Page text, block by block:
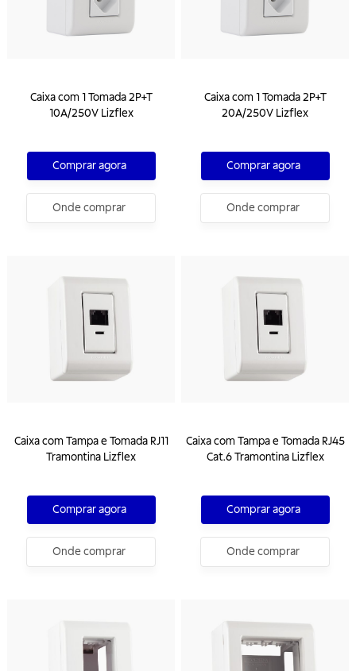
Caixa com 1 Tomada 2P+T
10A/250V Lizflex
Comprar agora
Onde comprar
Caixa com 1 Tomada 2P+T
20A/250V Lizflex
Comprar agora
Onde comprar
Caixa com Tampa e Tomada RJ11
Tramontina Lizflex
Comprar agora
Onde comprar
Caixa com Tampa e Tomada RJ45
Cat.6 Tramontina Lizflex
Comprar agora
Onde comprar